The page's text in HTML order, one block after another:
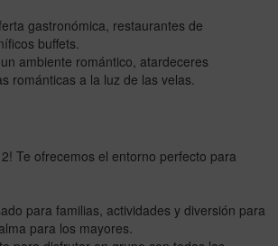
gastronómica, restaurantes de
buffets.
ambiente romántico, atardeceres
románticas a la luz de las velas.
2! Te ofrecemos el entorno perfecto para
para familias, actividades y diversión para
para los mayores.